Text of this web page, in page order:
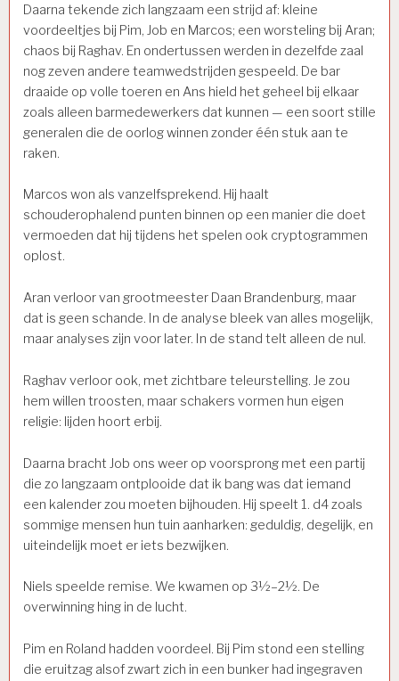
Daarna tekende zich langzaam een strijd af: kleine
voordeeltjes bij Pim, Job en Marcos; een worsteling bij Aran;
chaos bij Raghav. En ondertussen werden in dezelfde zaal
nog zeven andere teamwedstrijden gespeeld. De bar
draaide op volle toeren en Ans hield het geheel bij elkaar
zoals alleen barmedewerkers dat kunnen — een soort stille
generalen die de oorlog winnen zonder één stuk aan te
raken.
Marcos won als vanzelfsprekend. Hij haalt
schouderophalend punten binnen op een manier die doet
vermoeden dat hij tijdens het spelen ook cryptogrammen
oplost.
Aran verloor van grootmeester Daan Brandenburg, maar
dat is geen schande. In de analyse bleek van alles mogelijk,
maar analyses zijn voor later. In de stand telt alleen de nul.
Raghav verloor ook, met zichtbare teleurstelling. Je zou
hem willen troosten, maar schakers vormen hun eigen
religie: lijden hoort erbij.
Daarna bracht Job ons weer op voorsprong met een partij
die zo langzaam ontplooide dat ik bang was dat iemand
een kalender zou moeten bijhouden. Hij speelt 1. d4 zoals
sommige mensen hun tuin aanharken: geduldig, degelijk, en
uiteindelijk moet er iets bezwijken.
Niels speelde remise. We kwamen op 3½–2½. De
overwinning hing in de lucht.
Pim en Roland hadden voordeel. Bij Pim stond een stelling
die eruitzag alsof zwart zich in een bunker had ingegraven